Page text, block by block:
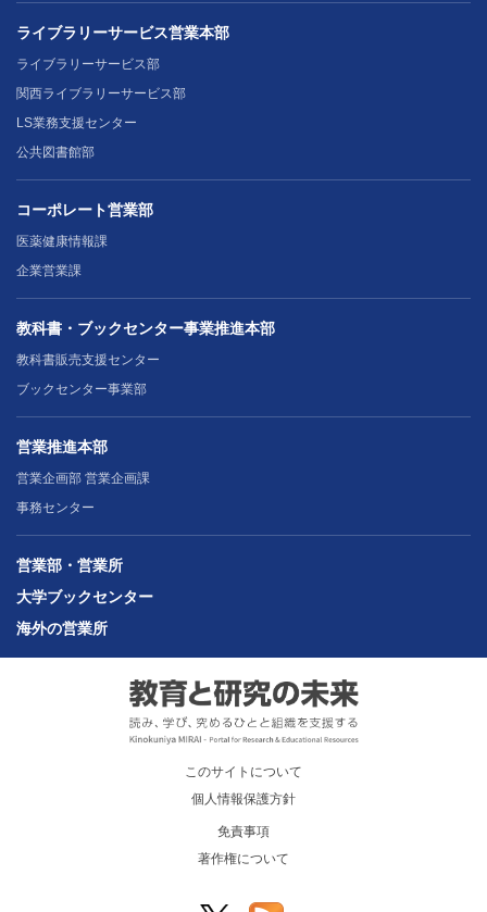
ライブラリーサービス営業本部
ライブラリーサービス部
関西ライブラリーサービス部
LS業務支援センター
公共図書館部
コーポレート営業部
医薬健康情報課
企業営業課
教科書・ブックセンター事業推進本部
教科書販売支援センター
ブックセンター事業部
営業推進本部
営業企画部 営業企画課
事務センター
営業部・営業所
大学ブックセンター
海外の営業所
このサイトについて
個人情報保護方針
免責事項
著作権について